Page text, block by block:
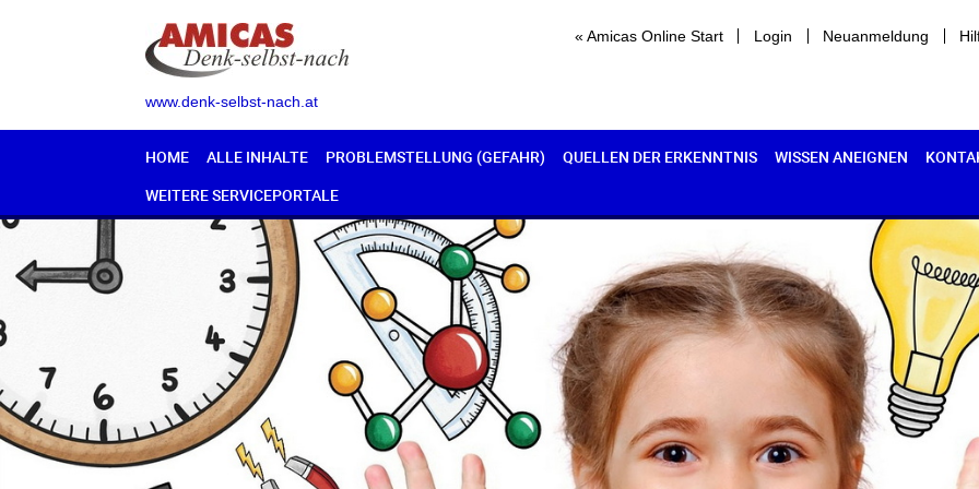
« Amicas Online Start Login Neuanmeldung
www.denk-selbst-nach.at
HOME ALLE INHALTE PROBLEMSTELLUNG (GEFAHR) QUELLEN DER ERKENNTNIS WISSEN ANEIGNEN
WEITERE SERVICEPORTALE